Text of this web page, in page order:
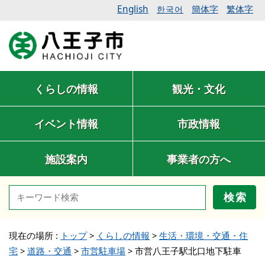
English 한국어 簡体字 繁体字
くらしの情報 観光・文化
イベント情報 市政情報
施設案内 事業者の方へ
検索
現在の場所 : トップ> くらしの情報 > 生活・環境・交通・住
宅 > 道路・交通 > 市営駐車場 > 市営八王子駅北口地下駐車